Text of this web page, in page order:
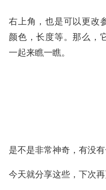
右上角，也是可以更改
颜色，长度等。那么，
一起来瞧一瞧。
是不是非常神奇，有没
今天就分享这些，下次再